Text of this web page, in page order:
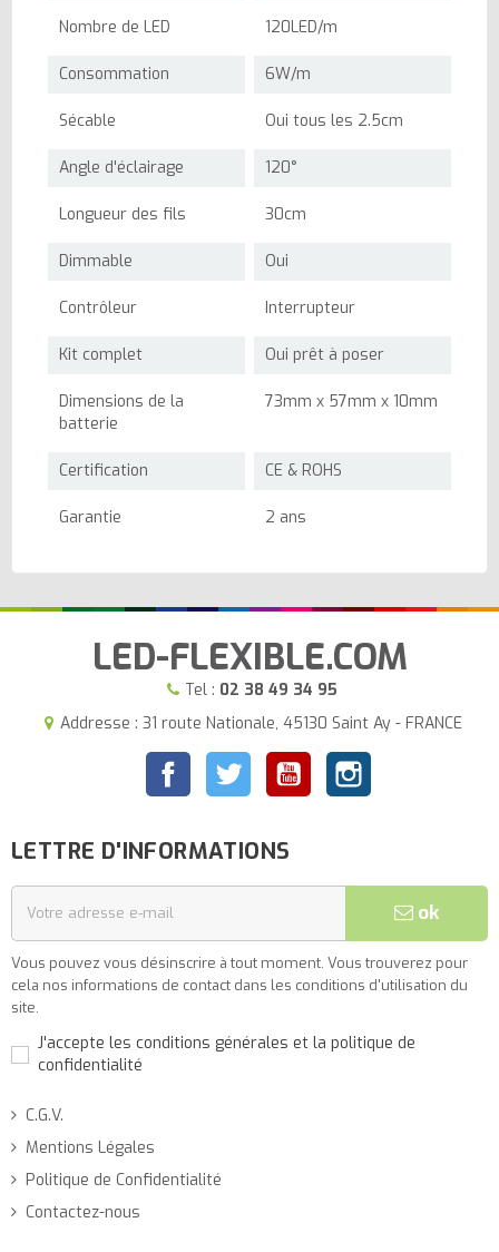
Nombre de LED 120LED/m
Consommation 6W/m
Sécable Oui tous les 2.5cm
Angle d'éclairage 120°
Longueur des fils 30cm
Dimmable Oui
Contrôleur Interrupteur
Kit complet Oui prêt à poser
Dimensions de la
batterie
73mm x 57mm x 10mm
Certification CE & ROHS
Garantie 2 ans
LED-FLEXIBLE.COM
Tel : 02 38 49 34 95
Addresse : 31 route Nationale, 45130 Saint Ay - FRANCE
FacebookTwitter YouTubeInstagram
LETTRE D'INFORMATIONS
ok
Vous pouvez vous désinscrire à tout moment. Vous trouverez pour
cela nos informations de contact dans les conditions d'utilisation du
site.
J'accepte les conditions générales et la politique de
confidentialité
C.G.V.
Mentions Légales
Politique de Confidentialité
Contactez-nous